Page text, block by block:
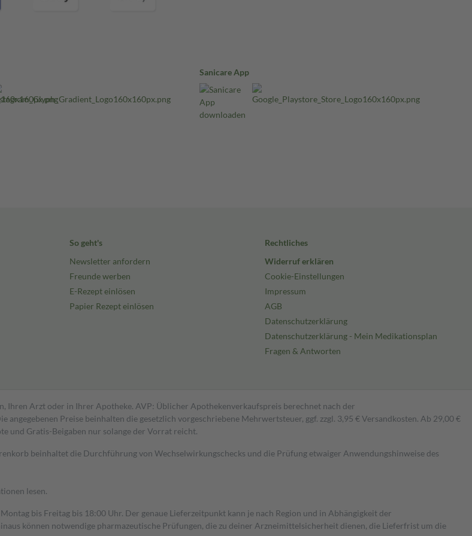
Sanicare App
So geht's
Newsletter anfordern
Freunde werben
E-Rezept einlösen
Papier Rezept einlösen
Rechtliches
Widerruf erklären
Cookie-Einstellungen
Impressum
AGB
Datenschutzerklärung
Datenschutzerklärung - Mein Medikationsplan
Fragen & Antworten
Ihren Arzt oder in Ihrer Apotheke. AVP: Üblicher Apothekenverkaufspreis berechnet nach der
Preise beinhalten die gesetzlich vorgeschriebene Mehrwertsteuer, ggf. zzgl. 3,95 € Versandkosten. Ab 29,00 €
und Gratis-Beigaben nur solange der Vorrat reicht.
beinhaltet die Durchführung von Wechselwirkungschecks und die Prüfung etwaiger Anwendungshinweise des
lesen.
bis Freitag bis 18:00 Uhr. Der genaue Lieferzeitpunkt kann je nach Region und in Abhängigkeit der
können notwendige pharmazeutische Prüfungen, die zu deiner Arzneimittelsicherheit dienen, die Lieferfrist um die